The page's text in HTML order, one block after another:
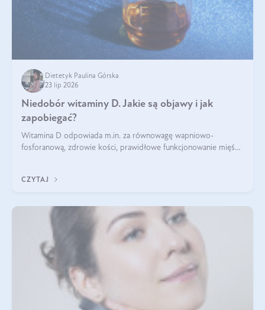
Dietetyk Paulina Górska
23 lip 2026
Niedobór witaminy D. Jakie są objawy i jak
zapobiegać?
Witamina D odpowiada m.in. za równowagę wapniowo-
fosforanową, zdrowie kości, prawidłowe funkcjonowanie mięśni
problemem.
CZYTAJ